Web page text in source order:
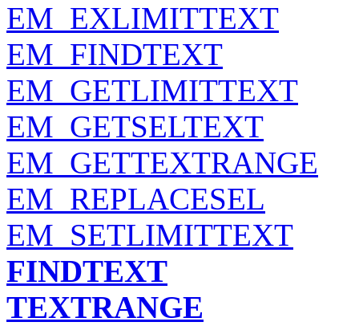
EM_EXLIMITTEXT
EM_FINDTEXT
EM_GETLIMITTEXT
EM_GETSELTEXT
EM_GETTEXTRANGE
EM_REPLACESEL
EM_SETLIMITTEXT
FINDTEXT
TEXTRANGE